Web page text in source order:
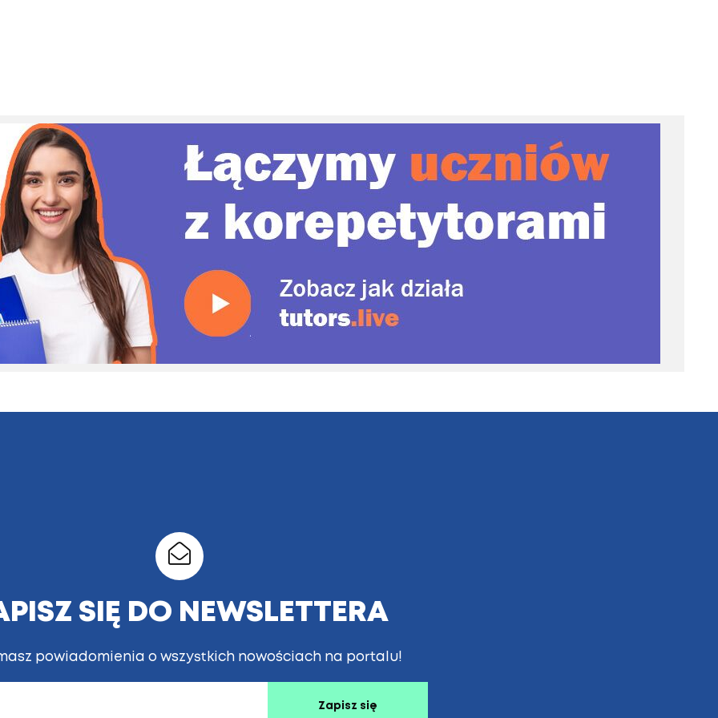
SIĘ DO NEWSLETTERA
powiadomienia o wszystkich nowościach na portalu!